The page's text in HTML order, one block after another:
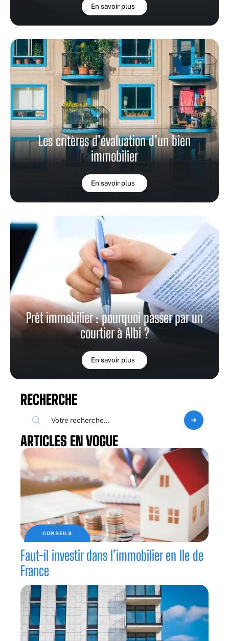
En savoir plus
Les critères d’évaluation d’un bien
immobilier
En savoir plus
Prêt immobilier : pourquoi passer par un
courtier à Albi ?
En savoir plus
RECHERCHE
ARTICLES EN VOGUE
CONSEILS
Faut-il investir dans l’immobilier en Ile de
France